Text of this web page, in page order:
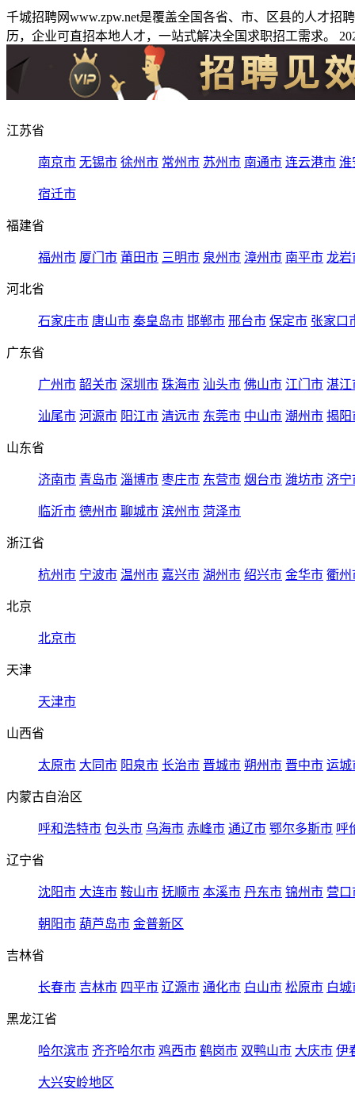
千城招聘网www.zpw.net是覆盖全国各省、市、区县的人才
历，企业可直招本地人才，一站式解决全国求职招工需求。
江苏省
南京市 无锡市 徐州市 常州市 苏州市 南通市 连云港市 淮
宿迁市
福建省
福州市 厦门市 莆田市 三明市 泉州市 漳州市 南平市 龙岩
河北省
石家庄市 唐山市 秦皇岛市 邯郸市 邢台市 保定市 张家口
广东省
广州市 韶关市 深圳市 珠海市 汕头市 佛山市 江门市 湛江
汕尾市 河源市 阳江市 清远市 东莞市 中山市 潮州市 揭阳
山东省
济南市 青岛市 淄博市 枣庄市 东营市 烟台市 潍坊市 济宁
临沂市 德州市 聊城市 滨州市 菏泽市
浙江省
杭州市 宁波市 温州市 嘉兴市 湖州市 绍兴市 金华市 衢州
北京
北京市
天津
天津市
山西省
太原市 大同市 阳泉市 长治市 晋城市 朔州市 晋中市 运城
内蒙古自治区
呼和浩特市 包头市 乌海市 赤峰市 通辽市 鄂尔多斯市 呼
辽宁省
沈阳市 大连市 鞍山市 抚顺市 本溪市 丹东市 锦州市 营口
朝阳市 葫芦岛市 金普新区
吉林省
长春市 吉林市 四平市 辽源市 通化市 白山市 松原市 白城
黑龙江省
哈尔滨市 齐齐哈尔市 鸡西市 鹤岗市 双鸭山市 大庆市 伊
大兴安岭地区